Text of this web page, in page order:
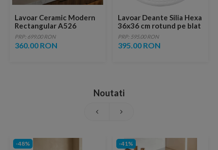
Lavoar Ceramic Modern
Rectangular A526
PRP: 699.00 RON
360.00 RON
Lavoar Deante Silia Hexa
36x36 cm rotund pe blat
alb
PRP: 595.00 RON
395.00 RON
Noutati
-48% -41%